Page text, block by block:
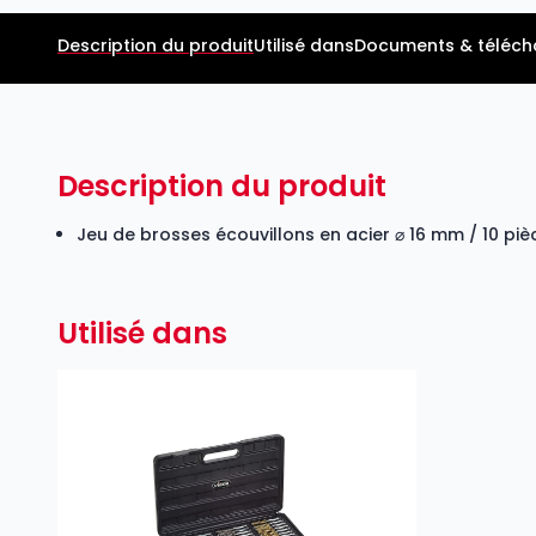
Description du produitUtilisé dansDocuments &
Description du produit
Jeu de brosses écouvillons en acier ⌀ 16 mm / 10
Utilisé dans